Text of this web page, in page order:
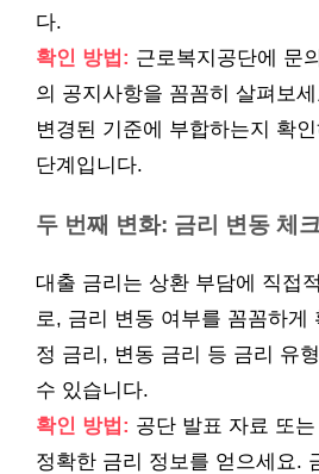
다.
확인 방법: 근로복지공단에 문
의 공지사항을 꼼꼼히 살펴보
변경된 기준에 부합하는지 확
단계입니다.
두 번째 변화: 금리 변동 체
대출 금리는 상환 부담에 직접
로, 금리 변동 여부를 꼼꼼하게
정 금리, 변동 금리 등 금리 유
수 있습니다.
확인 방법: 공단 발표 자료 또
정확한 금리 정보를 얻으세요.